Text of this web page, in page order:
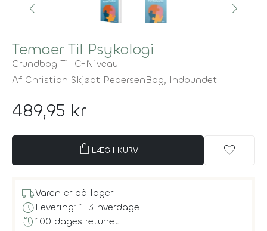
Temaer Til Psykologi
Grundbog Til C-Niveau
Af Christian Skjødt PedersenBog, Indbundet
489,95 kr
shopping_bag LÆG I KURV favorite
local_shippingVaren er på lager
scheduleLevering: 1-3 hverdage
history100 dages returret